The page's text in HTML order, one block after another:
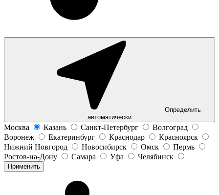
Определить
автоматически
Москва Казань Санкт-Петербург
Волгоград
Воронеж
Екатеринбург Краснодар
Красноярск
Нижний Новгород
Новосибирск Омск
Пермь
Ростов-на-Дону
Самара Уфа Челябинск
Применить